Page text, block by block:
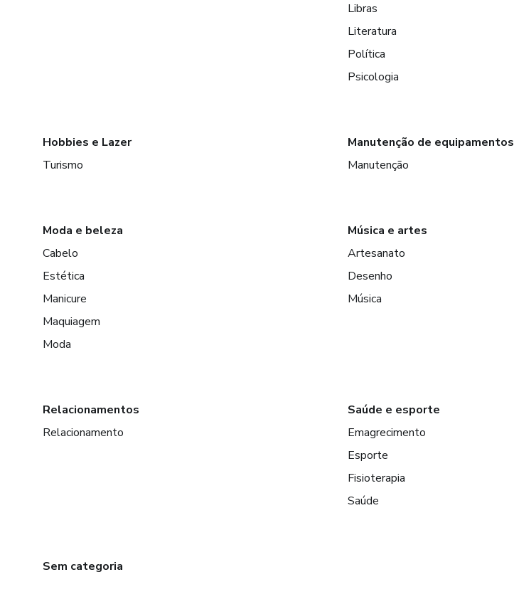
Libras
Literatura
Política
Psicologia
Hobbies e Lazer
Turismo
Manutenção de equipamentos
Manutenção
Moda e beleza
Cabelo
Estética
Manicure
Maquiagem
Moda
Música e artes
Artesanato
Desenho
Música
Relacionamentos
Relacionamento
Saúde e esporte
Emagrecimento
Esporte
Fisioterapia
Saúde
Sem categoria